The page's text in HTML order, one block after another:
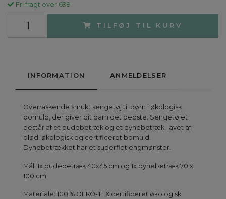
Fri fragt over 699
TILFØJ TIL KURV
INFORMATION ANMELDELSER
Overraskende smukt sengetøj til børn i økologisk
bomuld, der giver dit barn det bedste. Sengetøjet
består af et pudebetræk og et dynebetræk, lavet af
blød, økologisk og certificeret bomuld.
Dynebetrækket har et superflot engmønster.
Mål: 1x pudebetræk 40x45 cm og 1x dynebetræk 70 x
100 cm.
Materiale: 100 % OEKO-TEX certificeret økologisk